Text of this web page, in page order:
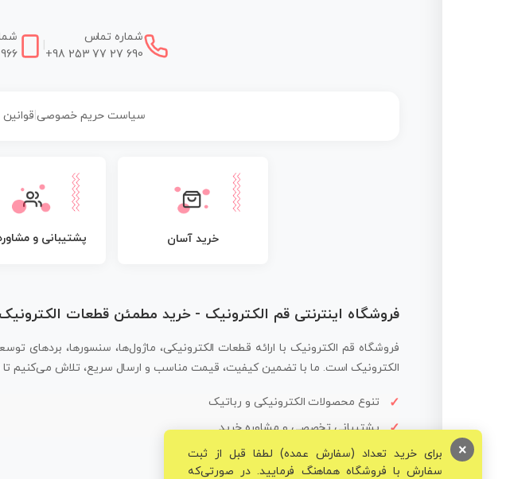
شماره تماس
+98 253 77 27 690
سیاست حریم خصوصی|
خرید آسان پشتیبانی و
فروشگاه اینترنتی قم الکترونیک - خرید مطمئن قطعات
فروشگاه قم الکترونیک با ارائه قطعات الکترونیکی، ماژول‌ها، سنسورها، بردهای
الکترونیک است. ما با تضمین کیفیت، قیمت مناسب و ارسال سریع، تلاش می‌کنیم تا
تنوع محصولات الکترونیکی و رباتیک
پشتیبانی تخصصی و مشاوره خرید
برای خرید تعداد (سفارش عمده) لطفا قبل از ثبت
سفارش با فروشگاه هماهنگ فرمایید. در صورتی‌که
×